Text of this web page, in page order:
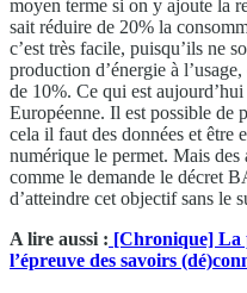
moyen terme si on y ajoute la
sait réduire de 20% la
c’est très facile, puisqu’ils ne
production d’énergie à
de 10%. Ce qui est
Européenne. Il est possible de
cela il faut des données et être
numérique le permet. Mais des
comme le demande le décret
d’atteindre cet objectif sans le
A lire aussi : [Chronique] La
l’épreuve des savoirs